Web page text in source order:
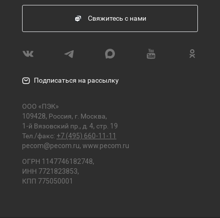
Свяжитесь с нами
Подписаться на рассылку
ООО «ПЭК»
109428, Россия, г. Москва,
1-й Вязовский пр., д. 4, стр. 19
Тел./факс: +7 (495) 660-11-11
pecom@pecom.ru, www.pecom.ru
ОГРН 1147746182748,
ИНН 7721823853,
КПП 775050001